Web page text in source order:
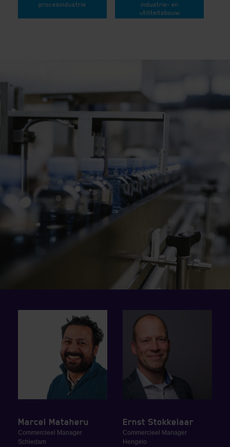
procesindustrie
industrie- en
utiliteitsbouw
Marcel Mataheru
Commercieel Manager
Schiedam
Ernst Stokkelaar
Commercieel Manager
Hengelo